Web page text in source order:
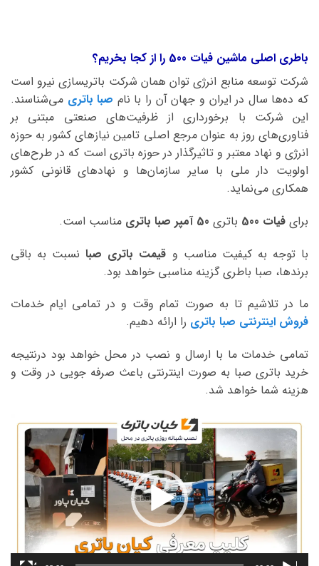
باطری اصلی ماشین فیات 500 را از کجا بخریم؟
شرکت توسعه منابع انرژی توان همان شرکت باتریسازی نیرو است
که ده‌ها سال در ایران و جهان آن را با نام صبا باتری می‌شناسند.
این شرکت با برخورداری از ظرفیت‌های صنعتی مبتنی بر
فناوری‌های روز به عنوان مرجع اصلی تامین نیازهای کشور به حوزه
انرژی و نهاد معتبر و تاثیرگذار در حوزه باتری است که در طرح‌های
اولویت دار ملی با سایر سازمان‌ها و نهادهای قانونی کشور
همکاری می‌نماید.
برای فیات 500 باتری باتری مناسب است.
با توجه به کیفیت مناسب و قیمت باتری صبانسبت به باقی
برندها، صبا باطری گزینه مناسبی خواهد بود.
ما در تلاشیم تا به صورت تمام وقت و در تمامی ایام خدمات
فروش اینترنتی صبا باتری را ارائه دهیم.
تمامی خدمات ما با ارسال و نصب در محل خواهد بود درنتیجه
خرید باتری صبا به صورت اینترنتی باعث صرفه جویی در وقت و
هزینه شما خواهد شد.
نمایشگر
ویدیو